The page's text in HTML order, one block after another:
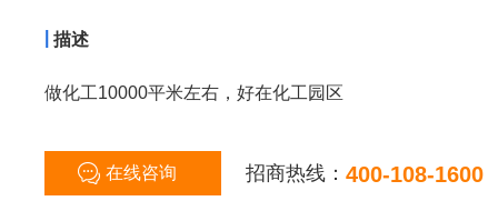
描述
做化工10000平米左右，好在化工园区
在线咨询 招商热线： 400-108-1600